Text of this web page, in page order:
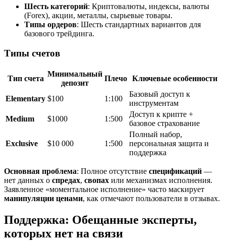
Шесть категорий: Криптовалюты, индексы, валюты
(Forex), акции, металлы, сырьевые товары.
Типы ордеров: Шесть стандартных вариантов для
базового трейдинга.
Типы счетов
Тип счета
Минимальный
депозит
Плечо Ключевые особенности
Elementary $100 1:100
Базовый доступ к
инструментам
Medium
$1000 1:500
Доступ к крипте +
базовое страхование
Exclusive $10 000 1:500
Полный набор,
персональная защита и
поддержка
Основная проблема: Полное отсутствие спецификаций —
нет данных о спредах, свопах или механизмах исполнения.
Заявленное «моментальное исполнение» часто маскирует
манипуляции ценами, как отмечают пользователи в отзывах.
Поддержка: Обещанные эксперты,
которых нет на связи